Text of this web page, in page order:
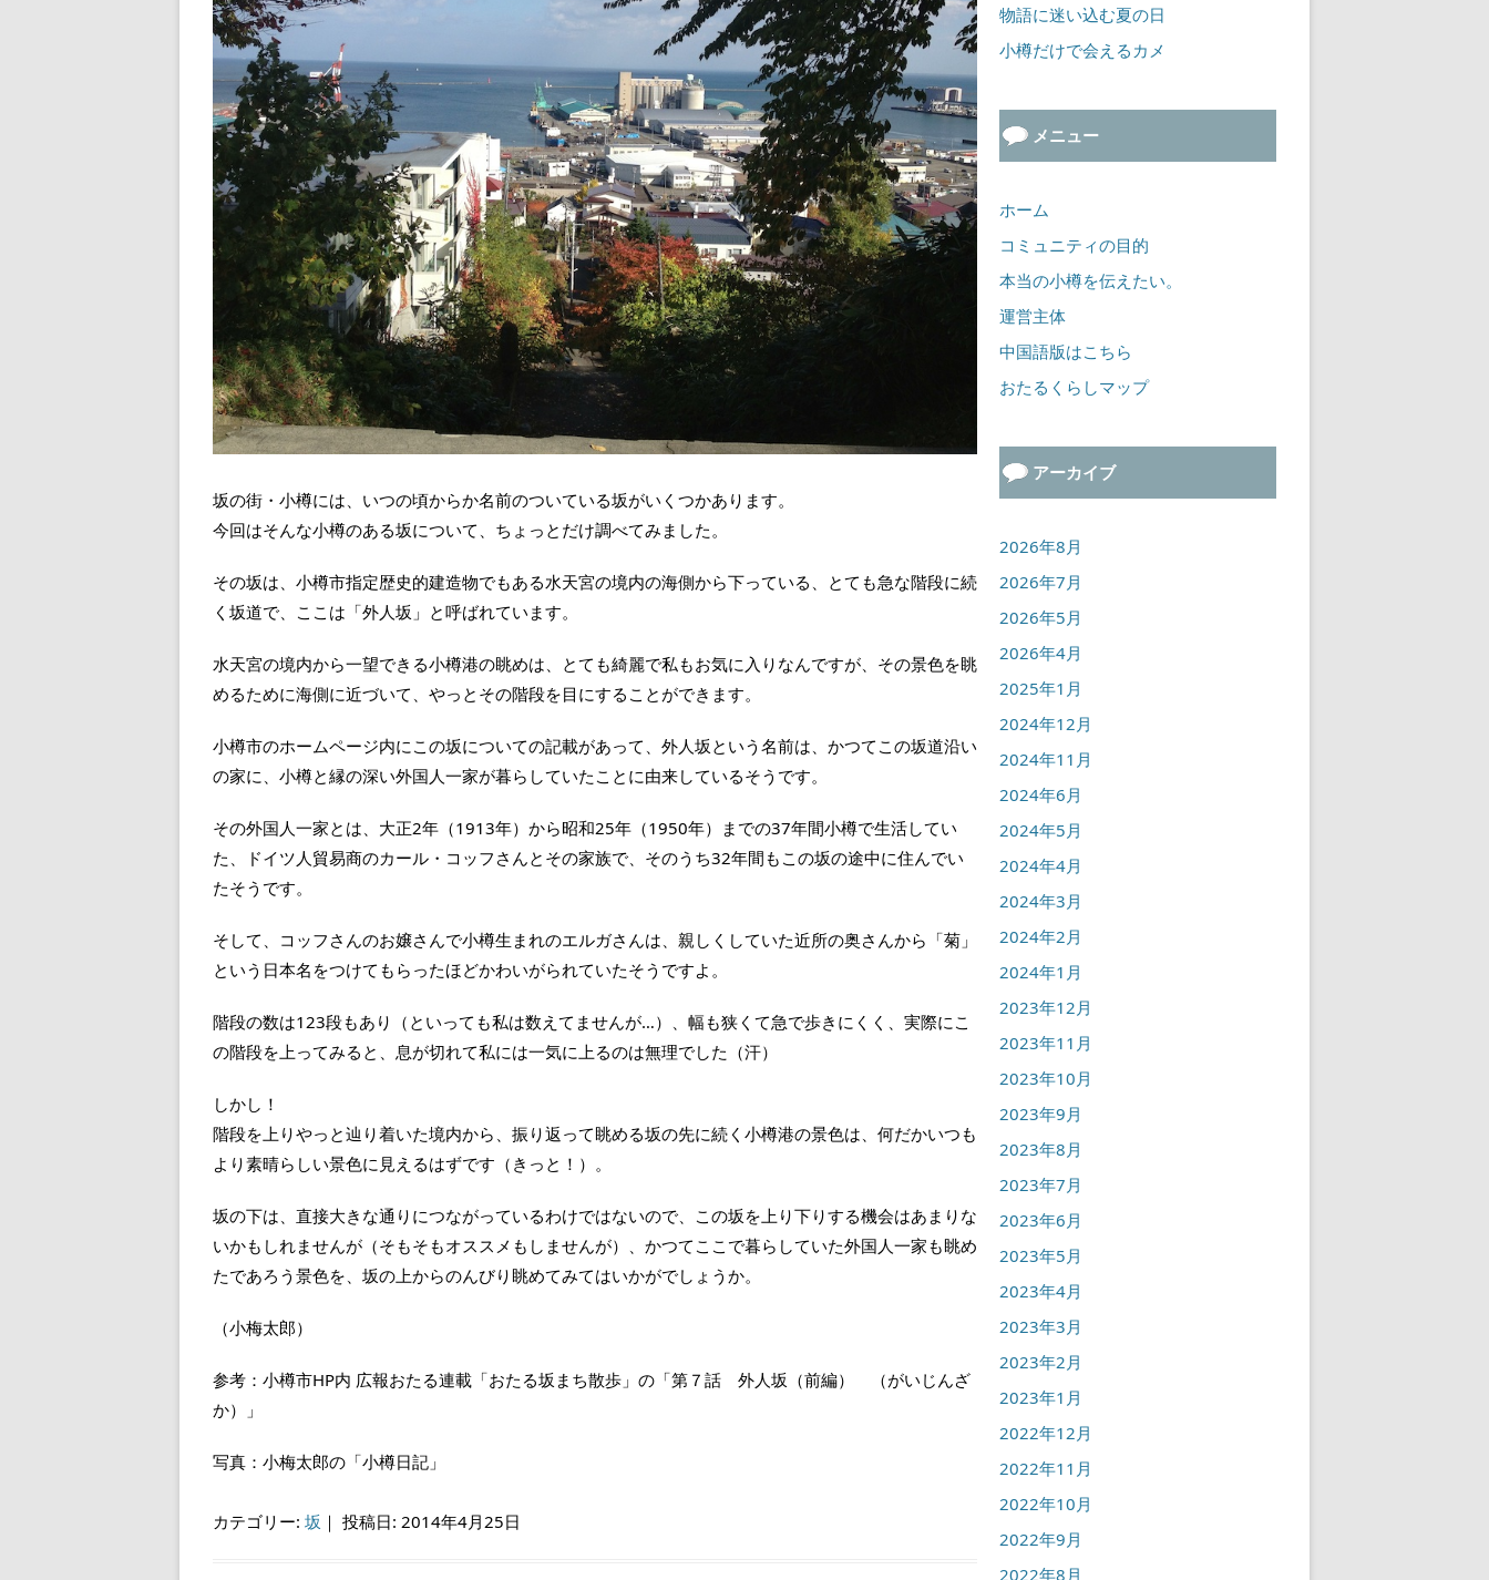
坂の街・小樽には、いつの頃からか名前のついている坂がいくつかあります。
今回はそんな小樽のある坂について、ちょっとだけ調べてみました。
その坂は、小樽市指定歴史的建造物でもある水天宮の境内の海側から下っている、とても急な階段に続
く坂道で、ここは「外人坂」と呼ばれています。
水天宮の境内から一望できる小樽港の眺めは、とても綺麗で私もお気に入りなんですが、その景色を眺
めるために海側に近づいて、やっとその階段を目にすることができます。
小樽市のホームページ内にこの坂についての記載があって、外人坂という名前は、かつてこの坂道沿い
の家に、小樽と縁の深い外国人一家が暮らしていたことに由来しているそうです。
その外国人一家とは、大正2年（1913年）から昭和25年（1950年）までの37年間小樽で生活してい
た、ドイツ人貿易商のカール・コッフさんとその家族で、そのうち32年間もこの坂の途中に住んでい
たそうです。
そして、コッフさんのお嬢さんで小樽生まれのエルガさんは、親しくしていた近所の奥さんから「菊」
という日本名をつけてもらったほどかわいがられていたそうですよ。
階段の数は123段もあり（といっても私は数えてませんが…）、幅も狭くて急で歩きにくく、実際にこ
の階段を上ってみると、息が切れて私には一気に上るのは無理でした（汗）
しかし！
階段を上りやっと辿り着いた境内から、振り返って眺める坂の先に続く小樽港の景色は、何だかいつも
より素晴らしい景色に見えるはずです（きっと！）。
坂の下は、直接大きな通りにつながっているわけではないので、この坂を上り下りする機会はあまりな
いかもしれませんが（そもそもオススメもしませんが）、かつてここで暮らしていた外国人一家も眺め
たであろう景色を、坂の上からのんびり眺めてみてはいかがでしょうか。
（小梅太郎）
参考：小樽市HP内 広報おたる連載「おたる坂まち散歩」の「第７話 外人坂（前編） （がいじんざ
か）」
写真：小梅太郎の「小樽日記」
カテゴリー: 坂 ｜ 投稿日: 2014年4月25日
物語に迷い込む夏の日
小樽だけで会えるカメ
メニュー
ホーム
コミュニティの目的
本当の小樽を伝えたい。
運営主体
中国語版はこちら
おたるくらしマップ
アーカイブ
2026年8月
2026年7月
2026年5月
2026年4月
2025年1月
2024年12月
2024年11月
2024年6月
2024年5月
2024年4月
2024年3月
2024年2月
2024年1月
2023年12月
2023年11月
2023年10月
2023年9月
2023年8月
2023年7月
2023年6月
2023年5月
2023年4月
2023年3月
2023年2月
2023年1月
2022年12月
2022年11月
2022年10月
2022年9月
2022年8月